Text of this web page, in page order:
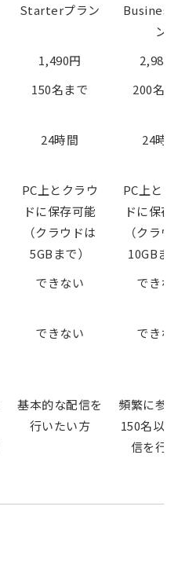
Starterプラン
Business
ン
1,490円
2,980
150名まで 200名
24時間 24時
PC上とクラウ
ドに保存可能
（クラウドは
5GBまで）
PC上と
ドに保存
（クラ
10GBま
できない できな
できない できな
基本的な配信を
行いたい方
頻繁に参
150名以
信を行